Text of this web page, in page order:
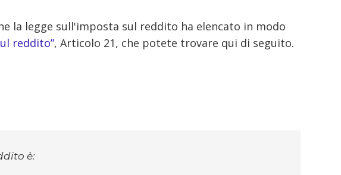
la legge sull'imposta sul reddito ha elencato in modo
reddito”, Articolo 21, che potete trovare qui di seguito.
è: